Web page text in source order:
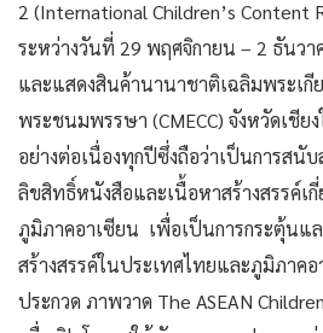
2 (International Children’s Content
ระหว่างวันที่ 29 พฤศจิกายน – 2 ธันว
และแสดงสินค้านานาชาติเฉลิมพระเกี
พระชนมพรรษา (CMECC) จังหวัดเชีย
อย่างต่อเนื่องทุกปีซึ่งถือว่าเป็นการสนั
ลิขสิทธิ์หนังสือและเนื้อหาสร้างสรรค์เ
ภูมิภาคอาเซียน เพื่อเป็นการกระตุ้นแ
สร้างสรรค์ในประเทศไทยและภูมิภาคอ
ประกวด ภาพวาด The ASEAN